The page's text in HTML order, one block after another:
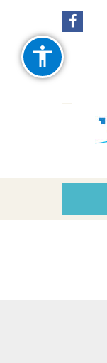
עקבו
אחרינו
ב-
Facebook
עקבו
Instagram